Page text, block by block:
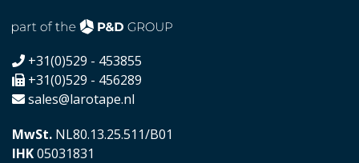
+31(0)529 - 453855
+31(0)529 - 456289
sales@larotape.nl
MwSt. NL80.13.25.511/B01
IHK05031831